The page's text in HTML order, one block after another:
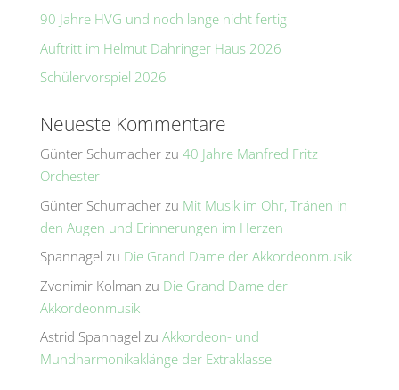
90 Jahre HVG und noch lange nicht fertig
Auftritt im Helmut Dahringer Haus 2026
Schülervorspiel 2026
Neueste Kommentare
Günter Schumacherzu 40 Jahre Manfred Fritz
Orchester
Günter Schumacherzu Mit Musik im Ohr, Tränen in
den Augen und Erinnerungen im Herzen
Spannagel zu Die Grand Dame der Akkordeonmusik
Zvonimir Kolman zu Die Grand Dame der
Akkordeonmusik
Astrid Spannagel zu Akkordeon- und
Mundharmonikaklänge der Extraklasse